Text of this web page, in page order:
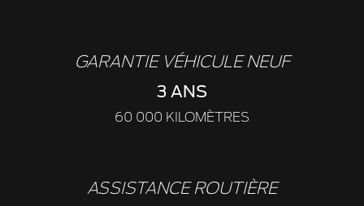
GARANTIE VÉHICULE NEUF
3 ANS
60 000 KILOMÈTRES
ASSISTANCE ROUTIÈRE